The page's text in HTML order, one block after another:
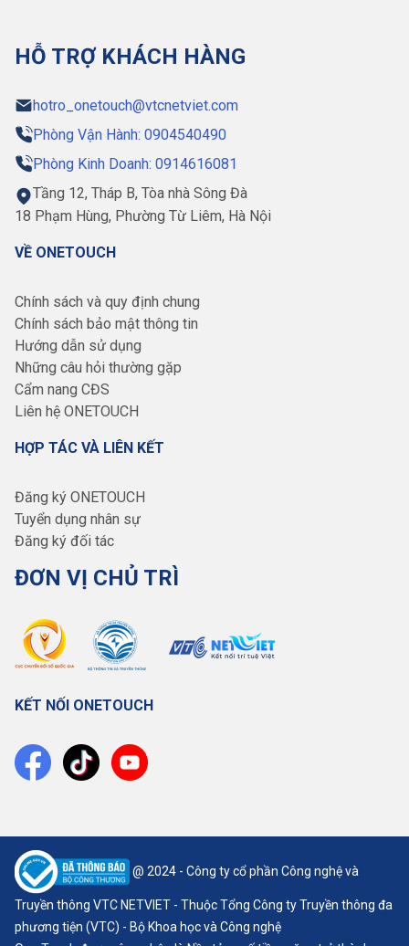
HỖ TRỢ KHÁCH HÀNG
hotro_onetouch@vtcnetviet.com
Phòng Vận Hành: 0904540490
Phòng Kinh Doanh: 0914616081
Tầng 12, Tháp B, Tòa nhà Sông Đà
18 Phạm Hùng, Phường Từ Liêm, Hà Nội
VỀ ONETOUCH
Chính sách và quy định chung
Chính sách bảo mật thông tin
Hướng dẫn sử dụng
Những câu hỏi thường gặp
Cẩm nang CĐS
Liên hệ ONETOUCH
HỢP TÁC VÀ LIÊN KẾT
Đăng ký ONETOUCH
Tuyển dụng nhân sự
Đăng ký đối tác
ĐƠN VỊ CHỦ TRÌ
KẾT NỐI ONETOUCH
@ 2024 - Công ty cổ phần Công nghệ và
Truyền thông VTC NETVIET - Thuộc Tổng Công ty Truyền thông đa
phương tiện (VTC) - Bộ Khoa học và Công nghệ